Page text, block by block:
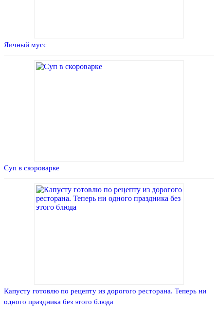
Яичный мусс
Суп в скороварке
Капусту готовлю по рецепту из дорогого ресторана. Теперь ни
одного праздника без этого блюда